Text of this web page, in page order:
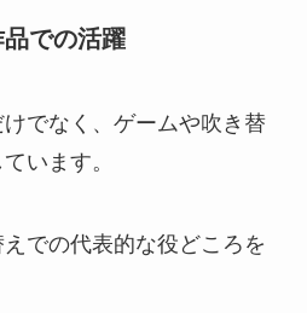
での活躍
でなく、ゲームや吹き替
います。
での代表的な役どころを